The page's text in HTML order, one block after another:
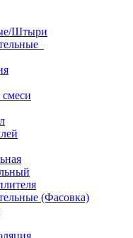
Штыри
(Фасовка)